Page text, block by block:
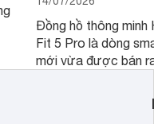
Đồng hồ thông minh
Fit 5 Pro là dòng
mới vừa được bán
huy thế mạnh từ
thiết kế thời thượng